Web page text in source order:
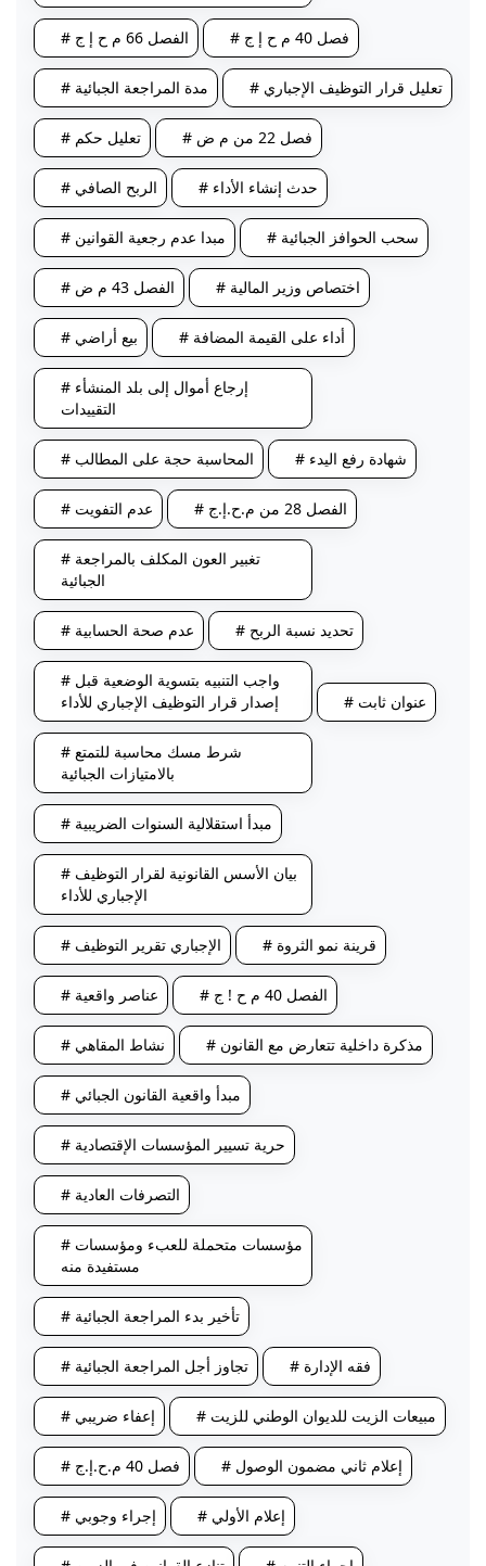
# الفصل 66 م ح إ ج # فصل 40 م ح إ ج
# مدة المراجعة الجبائية # تعليل قرار التوظيف الإجباري
# تعليل حكم # فصل 22 من م ض
# الربح الصافي # حدث إنشاء الأداء
# مبدا عدم رجعية القوانين # سحب الحوافز الجبائية
# الفصل 43 م ض # اختصاص وزير المالية
# بيع أراضي # أداء على القيمة المضافة
# إرجاع أموال إلى بلد المنشأء
التقييدات
# المحاسبة حجة على المطالب # شهادة رفع اليدء
# عدم التفويت # الفصل 28 من م.ح.إ.ج
# تغبير العون المكلف بالمراجعة
الجبائية
# عدم صحة الحسابية # تحديد نسبة الربح
# واجب التنبيه بتسوية الوضعية قبل
إصدار قرار التوظيف الإجباري للأداء
# عنوان ثابت
# شرط مسك محاسبة للتمتع
بالامتيازات الجبائية
# مبدأ استقلالية السنوات الضريبية
# بيان الأسس القانونية لقرار التوظيف
الإجباري للأداء
# قرينة نمو الثروة
# عناصر واقعية # الفصل 40 م ح ! ج
# نشاط المقاهي # مذكرة داخلية تتعارض مع القانون
# مبدأ واقعية القانون الجبائي
# حرية تسيير المؤسسات الإقتصادية
# التصرفات العادية
# مؤسسات متحملة للعبء ومؤسسات
مستفيدة منه
# تأخير بدء المراجعة الجبائية
# تجاوز أجل المراجعة الجبائية # فقه الإدارة
# إعفاء ضريبي # مبيعات الزيت للديوان الوطني للزيت
# فصل 40 م.ح.إ.ج # إعلام ثاني مضمون الوصول
# إجراء وجوبي # إعلام الأولي